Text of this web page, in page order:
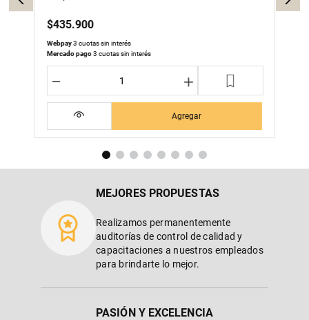
$435.900
Webpay3 cuotas sin interés
Mercado pago3 cuotas sin interés
＋
－
Agregar
MEJORES PROPUESTAS
Realizamos permanentemente
auditorías de control de calidad y
capacitaciones a nuestros empleados
para brindarte lo mejor.
PASIÓN Y EXCELENCIA